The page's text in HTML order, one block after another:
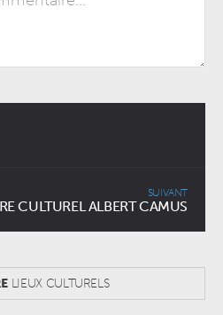
SUIVANT
CULTUREL ALBERT CAMUS
LIEUX CULTURELS